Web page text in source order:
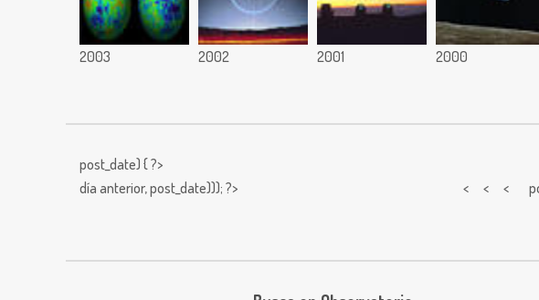
2003 2002 2001 2000
post_date) { ?>
día anterior,post_date))); ?> < < <